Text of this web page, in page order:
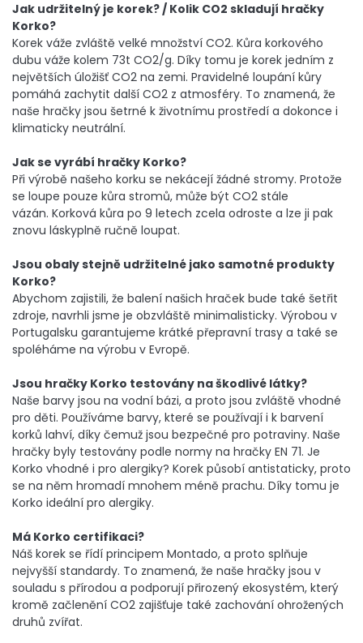
Jak udržitelný je korek? / Kolik CO2 skladují hračky
Korko?
Korek váže zvláště velké množství CO2. Kůra korkového
dubu váže kolem 73t CO2/g. Díky tomu je korek jedním z
největších úložišť CO2 na zemi. Pravidelné loupání kůry
pomáhá zachytit další CO2 z atmosféry. To znamená, že
naše hračky jsou šetrné k životnímu prostředí a dokonce i
klimaticky neutrální.
Jak se vyrábí hračky Korko?
Při výrobě našeho korku se nekácejí žádné stromy. Protože
se loupe pouze kůra stromů, může být CO2 stále
vázán. Korková kůra po 9 letech zcela odroste a lze ji pak
znovu láskyplně ručně loupat.
Jsou obaly stejně udržitelné jako samotné produkty
Korko?
Abychom zajistili, že balení našich hraček bude také šetřit
zdroje, navrhli jsme je obzvláště minimalisticky. Výrobou v
Portugalsku garantujeme krátké přepravní trasy a také se
spoléháme na výrobu v Evropě.
Jsou hračky Korko testovány na škodlivé látky?
Naše barvy jsou na vodní bázi, a proto jsou zvláště vhodné
pro děti. Používáme barvy, které se používají i k barvení
korků lahví, díky čemuž jsou bezpečné pro potraviny. Naše
hračky byly testovány podle normy na hračky EN 71. Je
Korko vhodné i pro alergiky? Korek působí antistaticky, proto
se na něm hromadí mnohem méně prachu. Díky tomu je
Korko ideální pro alergiky.
Má Korko certifikaci?
Náš korek se řídí principem Montado, a proto splňuje
nejvyšší standardy. To znamená, že naše hračky jsou v
souladu s přírodou a podporují přirozený ekosystém, který
kromě začlenění CO2 zajišťuje také zachování ohrožených
druhů zvířat.